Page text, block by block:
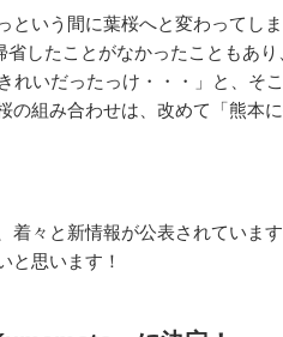
いう間に葉桜へと変わってし
したことがなかったこともあ
れいだったっけ・・・」と、そ
組み合わせは、改めて「熊本に
着々と新情報が公表されていま
と思います！